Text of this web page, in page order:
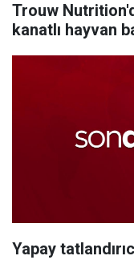
Trouw
kanatlı hayvan
Yapay